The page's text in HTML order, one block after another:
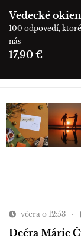
Vedecké
100 odpovedí,
nás
17,90 €
včera o 12:53
Dcéra Márie